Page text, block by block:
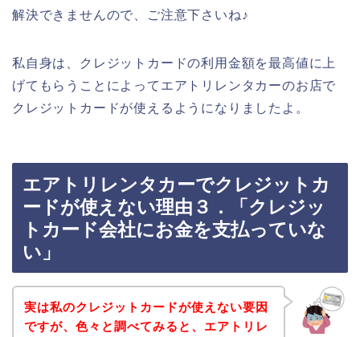
解決できませんので、ご注意下さいね♪
私自身は、クレジットカードの利用金額を最高値に上
げてもらうことによってエアトリレンタカーのお店で
クレジットカードが使えるようになりましたよ。
エアトリレンタカーでクレジットカ
ードが使えない理由３．「クレジッ
トカード会社にお金を支払っていな
い」
実は私のクレジットカードが使えない要因
ですが、色々と調べてみると、エアトリレ